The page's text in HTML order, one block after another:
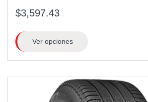
$3,597.43
Ver opciones